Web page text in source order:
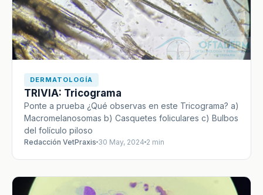
DERMATOLOGÍA
TRIVIA: Tricograma
Ponte a prueba ¿Qué observas en este Tricograma? a)
Macromelanosomas b) Casquetes foliculares c) Bulbos
del folículo piloso
Redacción VetPraxis 30 May, 2024 2 min